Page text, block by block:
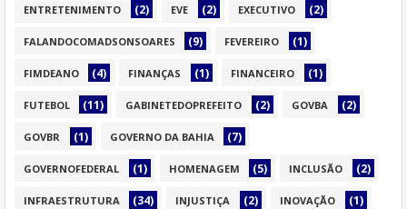
ENTRETENIMENTO (2) EVE (2) EXECUTIVO (2)
FALANDOCOMADSONSOARES (9) FEVEREIRO (1)
FIMDEANO (4) FINANÇAS (1) FINANCEIRO (1)
FUTEBOL (11) GABINETEDOPREFEITO (2) GOVBA (2)
GOVBR (1) GOVERNO DA BAHIA (7)
GOVERNOFEDERAL (1) HOMENAGEM (5) INCLUSÃO (2)
INFRAESTRUTURA (34) INJUSTIÇA (2) INOVAÇÃO (1)